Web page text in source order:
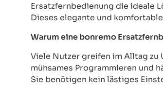
Ersatzfernbedienung die ideale
Dieses elegante und
Warum eine bonremo
Viele Nutzer greifen im Alltag
mühsames Programmieren und
Sie benötigen kein lästiges